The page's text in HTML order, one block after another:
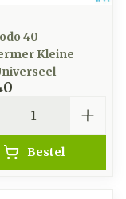
40
Kleine
Bestel